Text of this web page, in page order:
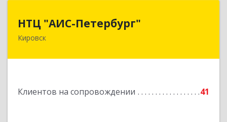
НТЦ "АИС-Петербург"
Кировск
Клиентов на сопровождении 41
НТЦ "АИС-Петербург"
187342, Ленинградская обл, Кировск г, р-н